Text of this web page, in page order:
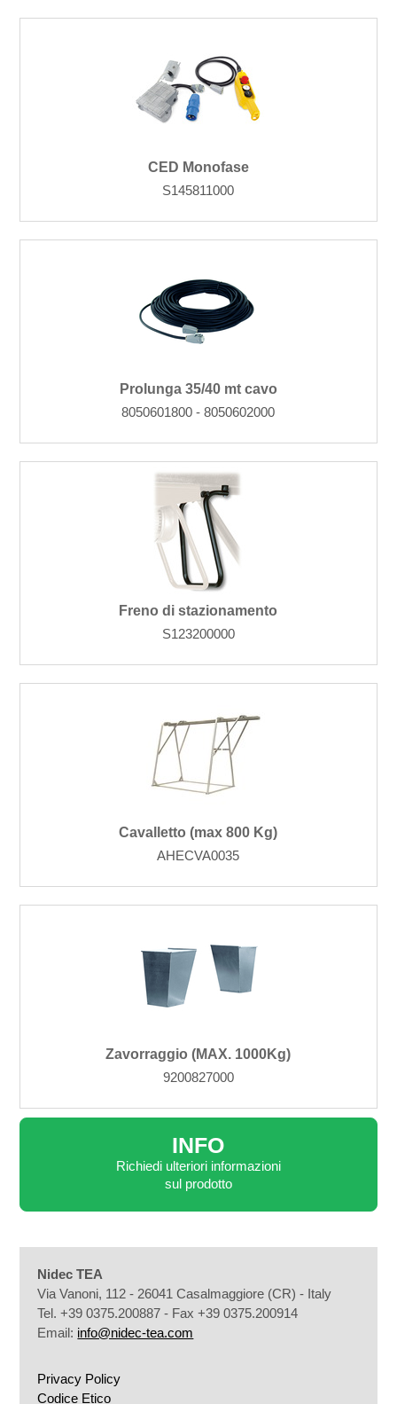
CED Monofase
S145811000
Prolunga 35/40 mt cavo
8050601800 - 8050602000
Freno di stazionamento
S123200000
Cavalletto (max 800 Kg)
AHECVA0035
Zavorraggio (MAX. 1000Kg)
9200827000
INFO
Richiedi ulteriori informazioni
sul prodotto
Nidec TEA
Via Vanoni, 112 - 26041 Casalmaggiore (CR) - Italy
Tel. +39 0375.200887 - Fax +39 0375.200914
Email: info@nidec-tea.com
Privacy Policy
Codice Etico